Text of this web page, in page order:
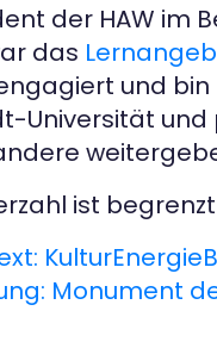
der HAW im
das
und
Universität und
ist
Monument